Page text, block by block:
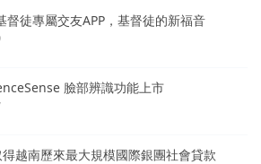
督徒專屬交友APP，基督徒的新福音
臉部辨識功能上市
越南歷來最大規模國際銀團社會貸款